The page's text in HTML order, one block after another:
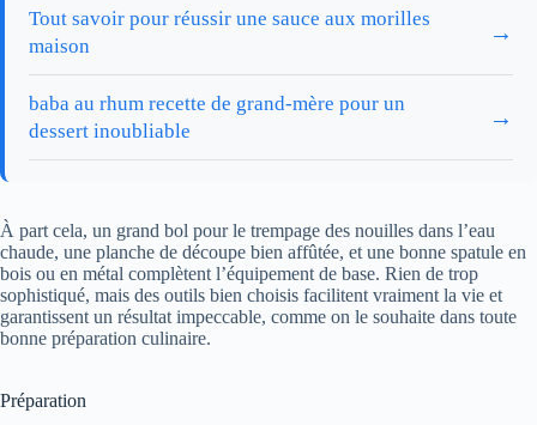
Tout savoir pour réussir une sauce aux morilles
maison
→
baba au rhum recette de grand-mère pour un
dessert inoubliable
→
À part cela, un grand bol pour le trempage des nouilles dans l’eau
chaude, une planche de découpe bien affûtée, et une bonne spatule en
bois ou en métal complètent l’équipement de base. Rien de trop
sophistiqué, mais des outils bien choisis facilitent vraiment la vie et
garantissent un résultat impeccable, comme on le souhaite dans toute
bonne préparation culinaire.
Préparation